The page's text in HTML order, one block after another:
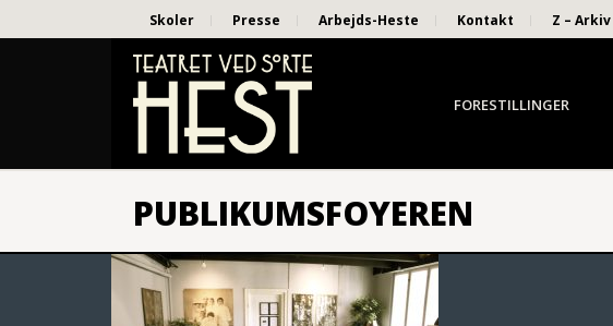
Skoler Presse Arbejds-Heste Kontakt Z – Arkiv
FORESTILLINGER
PUBLIKUMSFOYEREN